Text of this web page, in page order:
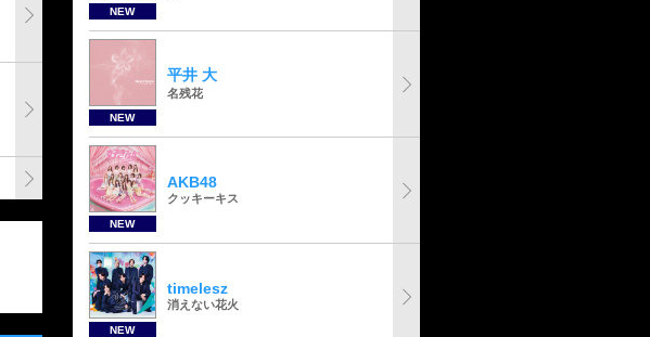
NEW
NEW
平井 大
名残花
NEW
AKB48
クッキーキス
NEW
timelesz
消えない花火